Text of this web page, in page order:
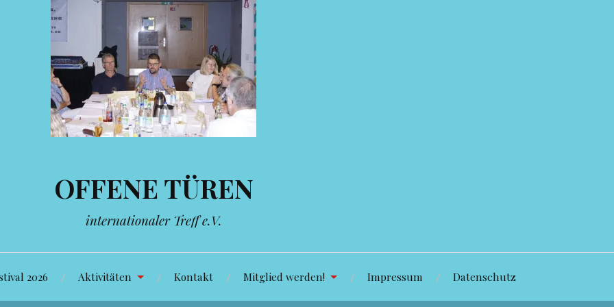
OFFENE TÜREN
internationaler Treff e.V.
2026 Aktivitäten Kontakt Mitglied werden! Impressum Datenschutz